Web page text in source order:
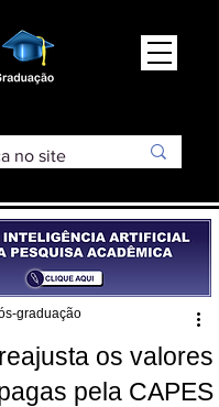
os valores
pela CAPES
graduação